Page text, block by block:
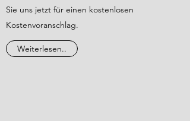
Sie uns jetzt für einen kostenlosen
Kostenvoranschlag.
Weiterlesen..